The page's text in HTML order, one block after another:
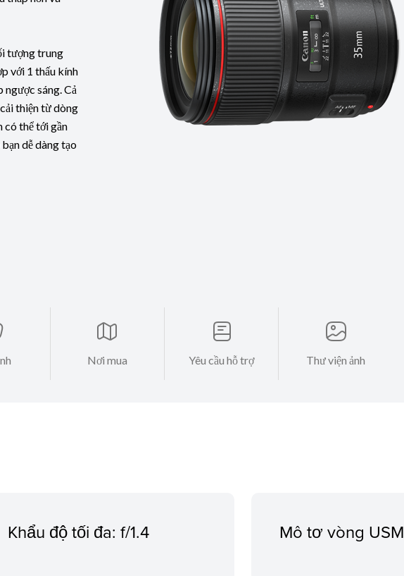
tượng trung
với 1 thấu kính
ngược sáng. Cả
thiện từ dòng
có thể tới gần
dễ dàng tạo
Nơi mua Yêu cầu hỗ trợ Thư viện ảnh
Khẩu độ tối đa: f/1.4 Mô tơ vòng USM